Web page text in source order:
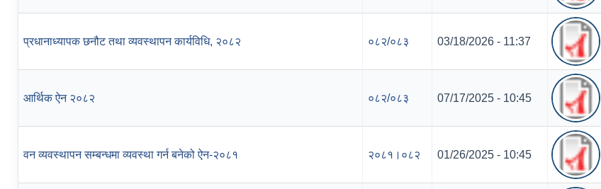
प्रधानाध्यापक छनौट तथा व्यवस्थापन कार्यविधि, २०८२ ०८२/०८३ 03/18/2026 - 11:37
आर्थिक ऐन २०८२ ०८२/०८३ 07/17/2025 - 10:45
वन व्यवस्थापन सम्बन्धमा व्यवस्था गर्न बनेको ऐन-२०८१ २०८१।०८२ 01/26/2025 - 10:45